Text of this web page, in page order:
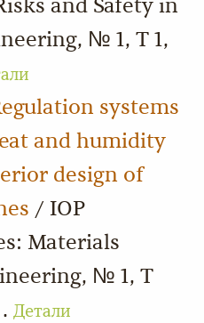
and Safety in
№ 1, Т 1,
systems
and humidity
design of
/ IOP
Materials
№ 1, Т
Детали